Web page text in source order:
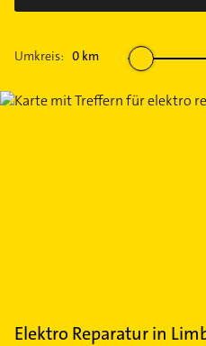
Umkreis: 0 km
Elektro Reparaturin